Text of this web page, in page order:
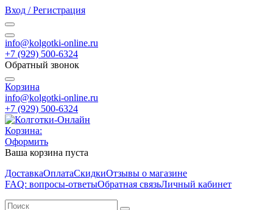
Вход / Регистрация
info@kolgotki-online.ru
+7 (929) 500-6324
Обратный звонок
Корзина
info@kolgotki-online.ru
+7 (929) 500-6324
Корзина:
Оформить
Ваша корзина пуста
ДоставкаОплатаСкидкиОтзывы о магазине
FAQ: вопросы-ответыОбратная связьЛичный кабинет